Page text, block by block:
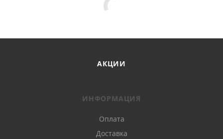
АКЦИИ
ИНФОРМАЦИЯ
Оплата
Доставка